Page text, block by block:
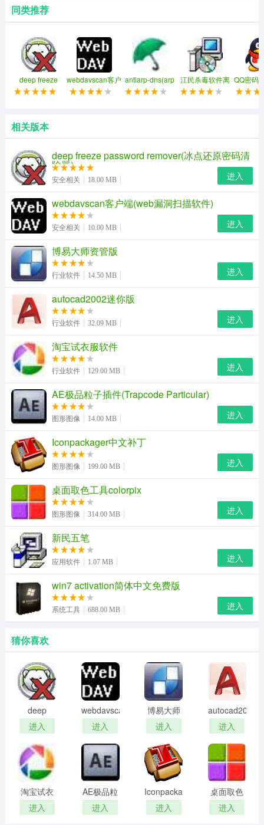
1、目前最新版本是：
2、冰点还原精灵适合网吧和个人用，直接安装就可以，卸
载：ctrl+ait+shift+f6或者按住shift双击右下角的熊图标然后
输入安装密码就可以，卸载后重新启动生效，完全卸载就
反安装一下
3、下载后直接安装，默认提供的全部盘为保护，可以根据
自己的要求来设置，安装完成后重启，弹出密码设定，点
4、三个选项，第一个为保护状态第二个为自由选项，第三
个为不保护状态
5、比如系统正在被保护状态，我们选第二个选项，默认为
1这个1是指机器重新启动后的一次为不保护状态，当机器
再次重启后，自动转到保护状态，那么在重启后我们所做
的操作在第二次机器重起时就会被自动被保护起来，第三
个不保护状态选择后就不用介绍了吧：）
6、当你看到冰点图表右下角有个小红x的时候就是不在保
护状态，这时要注意你的设置了！
使用方法：
1.运行程序后单击“移除”按钮，冰点的密码就会被清除；
2.调出登录窗口后使用空密码即可进入管理界面；
3.但清除密码只是本次系统使用时有效，等系统重启后再
4.原来的密码还会恢复过来，需要输入正确的密码才能进
入管理界面；
移除效果：
1.未找到关键进程
2.移除常规管理密码失败
3.成功提升自身为system权限
4.移除一次性管理密码失败
同类推荐
deep freeze
password
webdavscan客户
端(web漏洞扫描
antiarp-dns(arp
和dns欺骗攻击监
江民杀毒软件离
线升级包
QQ密码
费
相关版本
deep freeze password remover(冰点还原密码清
除器)
安全相关 18.00 MB 进入
webdavscan客户端(web漏洞扫描软件)
安全相关 10.00 MB 进入
博易大师资管版
行业软件 14.50 MB 进入
autocad2002迷你版
行业软件 32.09 MB 进入
淘宝试衣服软件
行业软件 129.00 MB 进入
AE极品粒子插件(Trapcode Particular)
图形图像 14.00 MB 进入
Iconpackager中文补丁
图形图像 199.00 MB 进入
桌面取色工具colorpix
图形图像 314.00 MB 进入
新民五笔
应用软件 1.07 MB 进入
win7 activation简体中文免费版
系统工具 688.00 MB 进入
猜你喜欢
deep
freeze
password
remover(冰
点还原密
码清除器)
进入
webdavscan
客户端
(web漏洞
扫描软件)
进入
博易大师
资管版
进入
autocad2002
迷你版
进入
淘宝试衣
服软件
进入
AE极品粒
子插件
(Trapcode
进入
Iconpackager
中文补丁
进入
桌面取色
工具
colorpix
进入